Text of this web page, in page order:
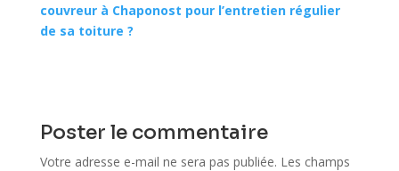
couvreur à Chaponost pour l’entretien régulier
de sa toiture ?​
Poster le commentaire
Votre adresse e-mail ne sera pas publiée. Les champs